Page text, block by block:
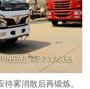
雾消散后再锻炼。